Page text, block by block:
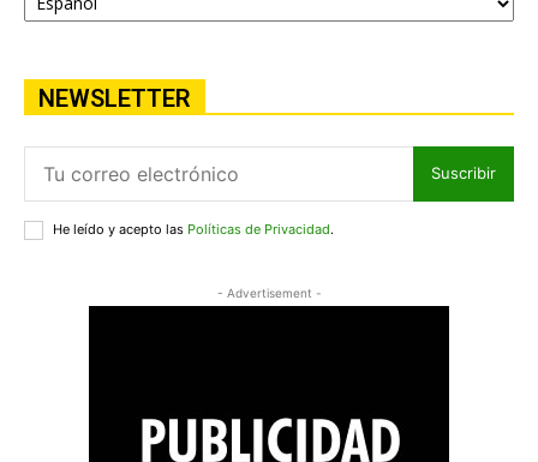
NEWSLETTER
Suscribir
He leído y acepto las Políticas de Privacidad.
- Advertisement -